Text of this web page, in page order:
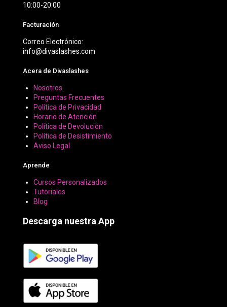
10:00-20:00
Facturación
Correo Electrónico:
info@divaslashes.com
Acera de Divaslashes
Nosotros
Preguntas Frecuentes
Política de Privacidad
Horario de Atención
Política de Devolución
Política de Desistimiento
Aviso Legal
Aprende
Cursos Personalizados
Tutoriales
Blog
Descarga nuestra App